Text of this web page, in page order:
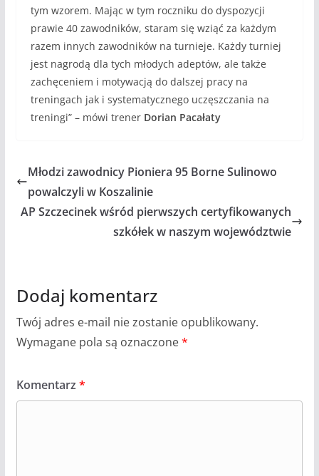
tym wzorem. Mając w tym roczniku do dyspozycji
prawie 40 zawodników, staram się wziąć za każdym
razem innych zawodników na turnieje. Każdy turniej
jest nagrodą dla tych młodych adeptów, ale także
zachęceniem i motywacją do dalszej pracy na
treningach jak i systematycznego uczęszczania na
treningi” – mówi trener Dorian Pacałaty
Młodzi zawodnicy Pioniera 95 Borne Sulinowo
powalczyli w Koszalinie
AP Szczecinek wśród pierwszych certyfikowanych
szkółek w naszym województwie
Dodaj komentarz
Twój adres e-mail nie zostanie opublikowany.
Wymagane pola są oznaczone*
Komentarz *